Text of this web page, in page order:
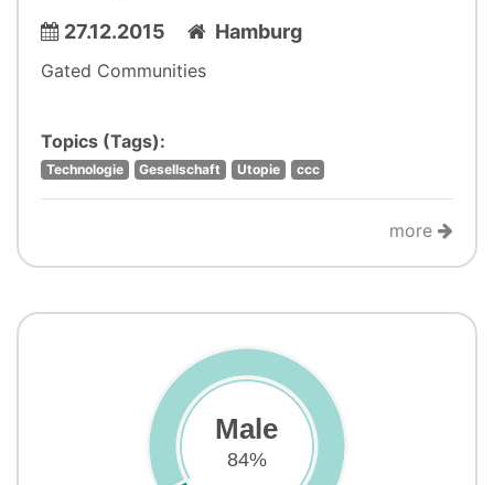
27.12.2015 Hamburg
Gated Communities
Topics (Tags):
Technologie Gesellschaft Utopie ccc
more
Male
84%